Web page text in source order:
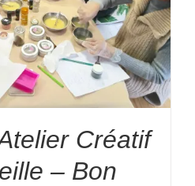
Créatif
– Bon